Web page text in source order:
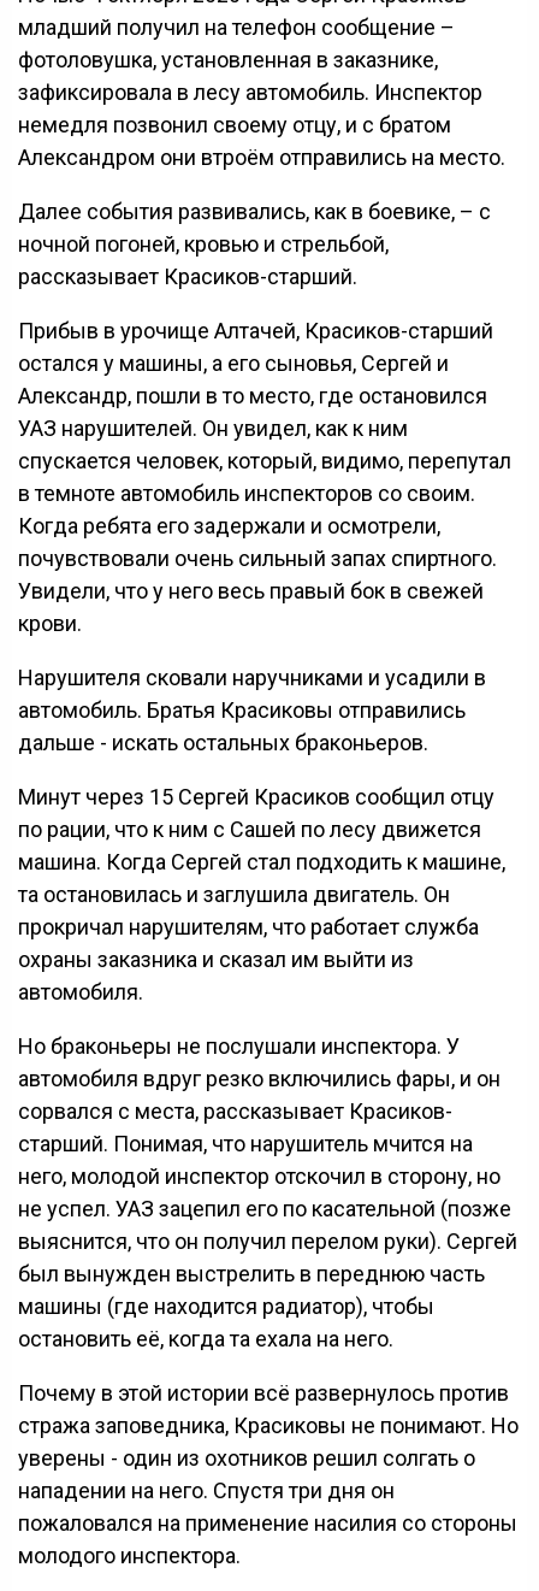
младший получил на телефон сообщение –
фотоловушка, установленная в заказнике,
зафиксировала в лесу автомобиль. Инспектор
немедля позвонил своему отцу, и с братом
Александром они втроём отправились на место.
Далее события развивались, как в боевике, – с
ночной погоней, кровью и стрельбой,
рассказывает Красиков-старший.
Прибыв в урочище Алтачей, Красиков-старший
остался у машины, а его сыновья, Сергей и
Александр, пошли в то место, где остановился
УАЗ нарушителей. Он увидел, как к ним
спускается человек, который, видимо, перепутал
в темноте автомобиль инспекторов со своим.
Когда ребята его задержали и осмотрели,
почувствовали очень сильный запах спиртного.
Увидели, что у него весь правый бок в свежей
крови.
Нарушителя сковали наручниками и усадили в
автомобиль. Братья Красиковы отправились
дальше - искать остальных браконьеров.
Минут через 15 Сергей Красиков сообщил отцу
по рации, что к ним с Сашей по лесу движется
машина. Когда Сергей стал подходить к машине,
та остановилась и заглушила двигатель. Он
прокричал нарушителям, что работает служба
охраны заказника и сказал им выйти из
автомобиля.
Но браконьеры не послушали инспектора. У
автомобиля вдруг резко включились фары, и он
сорвался с места, рассказывает Красиков-
старший. Понимая, что нарушитель мчится на
него, молодой инспектор отскочил в сторону, но
не успел. УАЗ зацепил его по касательной (позже
выяснится, что он получил перелом руки). Сергей
был вынужден выстрелить в переднюю часть
машины (где находится радиатор), чтобы
остановить её, когда та ехала на него.
Почему в этой истории всё развернулось против
стража заповедника, Красиковы не понимают. Но
уверены - один из охотников решил солгать о
нападении на него. Спустя три дня он
пожаловался на применение насилия со стороны
молодого инспектора.